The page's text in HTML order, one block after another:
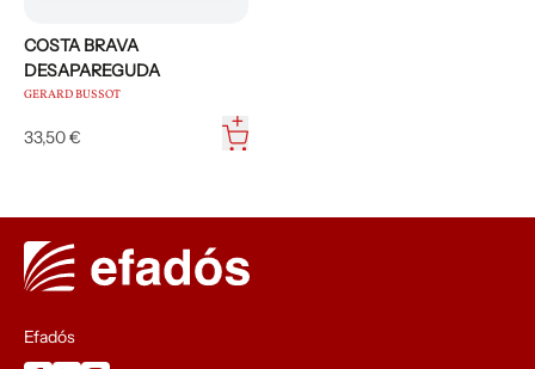
COSTA BRAVA
DESAPAREGUDA
GERARD BUSSOT
33,50 €
Efadós